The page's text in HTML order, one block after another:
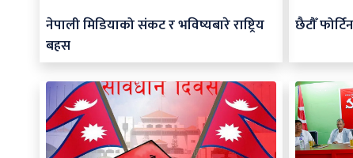
नेपाली मिडियाको संकट र भविष्यबारे राष्ट्रिय
बहस
छैटौँ